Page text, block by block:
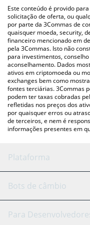
acima para verificar o
moedas fiat e
Este conteúdo é provido
solicitação de oferta, ou
por parte da 3Commas de
quaisquer moeda, security,
financeiro mencionado em
pela 3Commas. Isto não
para investimentos,
aconselhamento. Dados
ativos em criptomoeda ou
exchanges bem como
fontes terciárias. 3Commas
podem ter taxas cobradas
refletidas nos preços dos
por quaisquer erros ou
de terceiros, e nem é
informações presentes em
Plataforma
Bot GRID
Bots de câmbio
Binance
Para